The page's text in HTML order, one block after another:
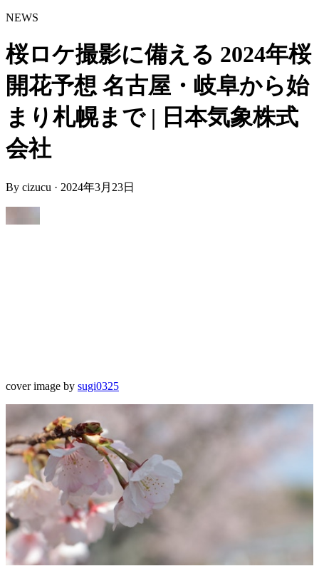
NEWS
桜ロケ撮影に備える 2024年桜
開花予想 名古屋・岐阜から始
まり札幌まで | 日本気象株式
会社
By cizucu · 2024年3月23日
cover image by sugi0325